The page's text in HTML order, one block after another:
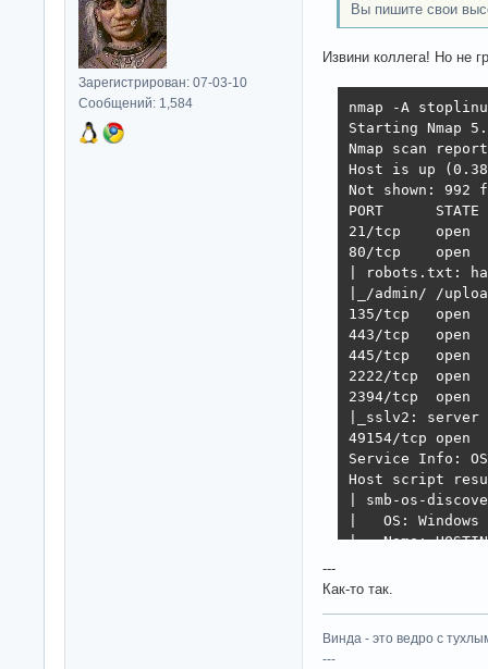
Зарегистрирован: 07-03-10
Сообщений: 1,584
Вы пишите свои
Извини коллега! Но не
nmap -A
Starting Nmap
Nmap scan
Host is up
Not shown:
PORT      STATE
21/tcp
80/tcp    open
| robots.txt:
|_/admin/ /
135/tcp   open
443/tcp   open
445/tcp   open
2222/tcp
2394/tcp  open
|_sslv2:
49154/tcp open
Service Info:
Host script
| smb-os-
|   OS: Windows
|   Name:
|_smbv2-
---
Как-то так.
Винда - это ведро с
---